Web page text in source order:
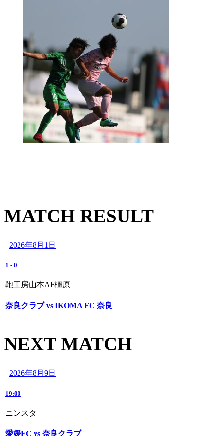
MATCH RESULT
2026年8月1日
1 - 0
鞄工房山本AF橿原
奈良クラブ vs IKOMA FC 奈良
NEXT MATCH
2026年8月9日
19:00
ニンスタ
愛媛FC vs 奈良クラブ